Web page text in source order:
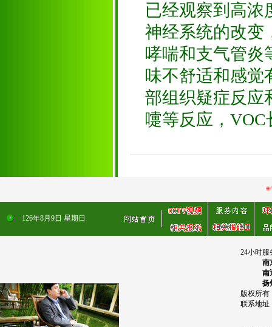
已经观察到高浓
神经系统的改变
哮喘和支气管炎
味不舒适和感觉
部组织疑症反应
嚏等反应，
●个人住
126年8月 9日 星期日
24小时服务
南京:025 -
南通:0513-
扬州:0514-
版权所有：南
联系地址